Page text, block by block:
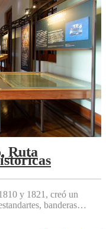
Ruta
y 1821, creó un
banderas…